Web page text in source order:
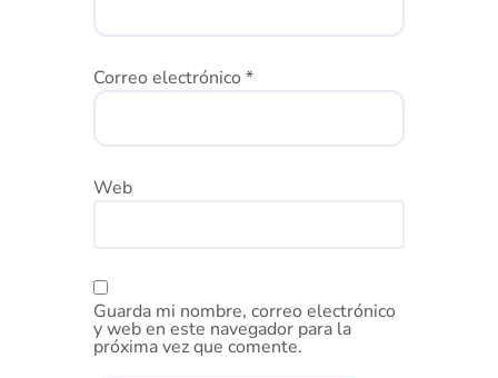
Correo electrónico *
Web
Guarda mi nombre, correo electrónico
y web en este navegador para la
próxima vez que comente.